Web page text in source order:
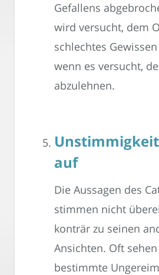
Gefallens
wird versucht, dem
schlechtes
wenn es versucht,
abzulehnen.
auf
Die Aussagen des
stimmen nicht
konträr zu seinen
Ansichten. Oft
bestimmte